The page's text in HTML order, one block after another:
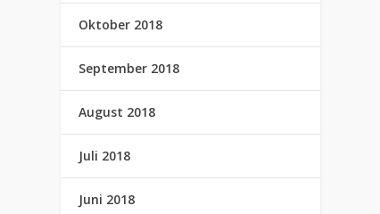
Oktober 2018
September 2018
August 2018
Juli 2018
Juni 2018